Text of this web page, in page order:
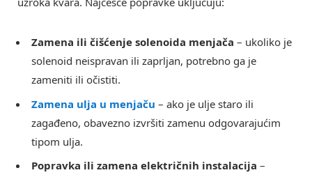
Zamena ili čišćenje solenoida menjača – ukoliko je
solenoid neispravan ili zaprljan, potrebno ga je
zameniti ili očistiti.
Zamena ulja u menjaču – ako je ulje staro ili
zagađeno, obavezno izvršiti zamenu odgovarajućim
tipom ulja.
Popravka ili zamena električnih instalacija –